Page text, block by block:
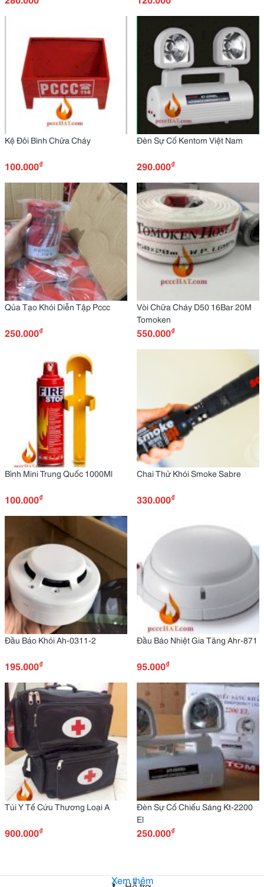
Kệ Đôi Bình Chữa Cháy
100.000₫
Đèn Sự Cố Kentom Việt Nam
290.000₫
Qủa Tạo Khói Diễn Tập Pccc
250.000₫
Vòi Chữa Cháy D50 16Bar 20M
Tomoken
550.000₫
Bình Mini Trung Quốc 1000Ml
100.000₫
Chai Thử Khói Smoke Sabre
330.000₫
Đầu Báo Khói Ah-0311-2
195.000₫
Đầu Báo Nhiệt Gia Tăng Ahr-871
95.000₫
Túi Y Tế Cứu Thương Loại A
900.000₫
Đèn Sự Cố Chiếu Sáng Kt-2200
El
250.000₫
Xem thêm